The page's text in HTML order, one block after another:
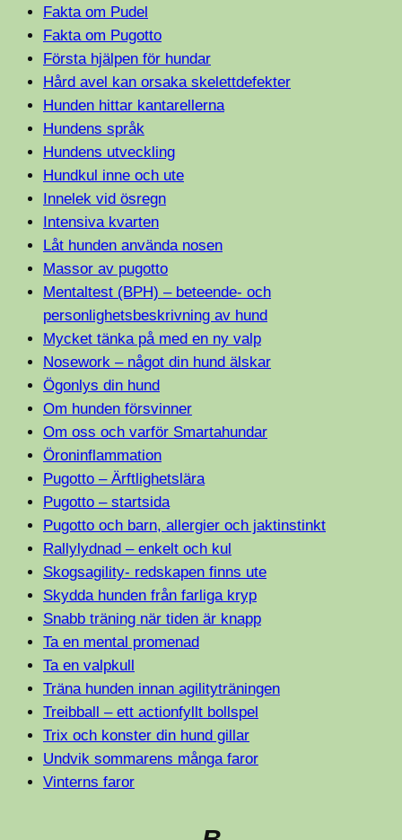
Fakta om Pudel
Fakta om Pugotto
Första hjälpen för hundar
Hård avel kan orsaka skelettdefekter
Hunden hittar kantarellerna
Hundens språk
Hundens utveckling
Hundkul inne och ute
Innelek vid ösregn
Intensiva kvarten
Låt hunden använda nosen
Massor av pugotto
Mentaltest (BPH) – beteende- och
personlighetsbeskrivning av hund
Mycket tänka på med en ny valp
Nosework – något din hund älskar
Ögonlys din hund
Om hunden försvinner
Om oss och varför Smartahundar
Öroninflammation
Pugotto – Ärftlighetslära
Pugotto – startsida
Pugotto och barn, allergier och jaktinstinkt
Rallylydnad – enkelt och kul
Skogsagility- redskapen finns ute
Skydda hunden från farliga kryp
Snabb träning när tiden är knapp
Ta en mental promenad
Ta en valpkull
Träna hunden innan agilityträningen
Treibball – ett actionfyllt bollspel
Trix och konster din hund gillar
Undvik sommarens många faror
Vinterns faror